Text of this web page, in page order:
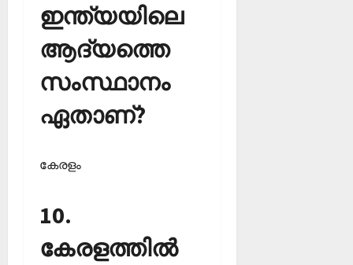
ഇന്ത്യയിലെ
ആദ്യത്തെ
സംസ്ഥാനം
ഏതാണ്?
കേരളം
10.
കേരളത്തില്‍